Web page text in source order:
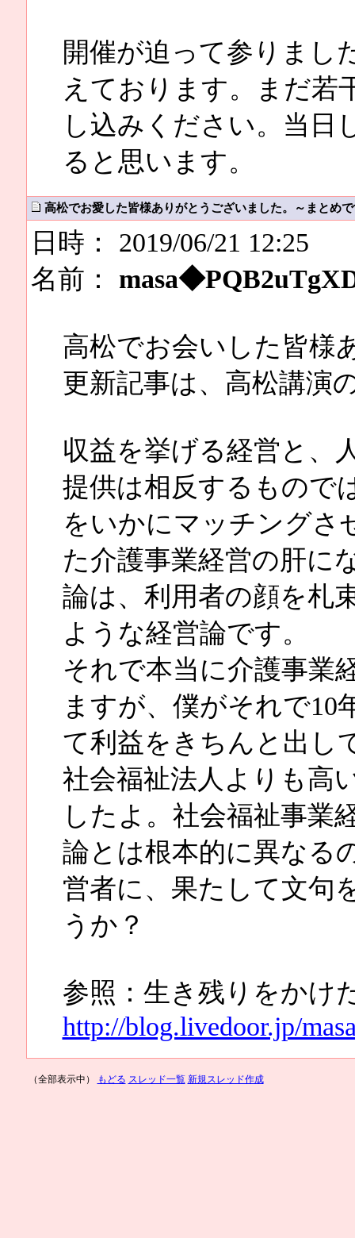
開催が迫って参りまし
えております。まだ若
し込みください。当日
ると思います。
高松でお愛した皆様ありがとうございました。～まとめ
日時： 2019/06/21 12:25
名前：
高松でお会いした皆様
更新記事は、高松講演
収益を挙げる経営と、
提供は相反するもので
をいかにマッチングさ
た介護事業経営の肝に
論は、利用者の顔を札
ような経営論です。
それで本当に介護事業
ますが、僕がそれで10
て利益をきちんと出し
社会福祉法人よりも高
したよ。社会福祉事業
論とは根本的に異なる
営者に、果たして文句
うか？
参照：生き残りをかけ
http://blog.livedoor.jp/
（全部表示中） もどる スレッド一覧 新規スレッド作成